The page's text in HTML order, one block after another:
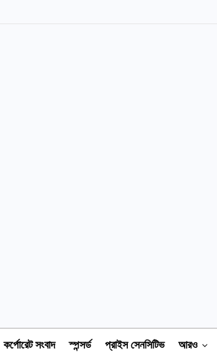
কর্পোরেট সংবাদ স্পন্সর্ড প্রাইস সেনসিটিভ আরও